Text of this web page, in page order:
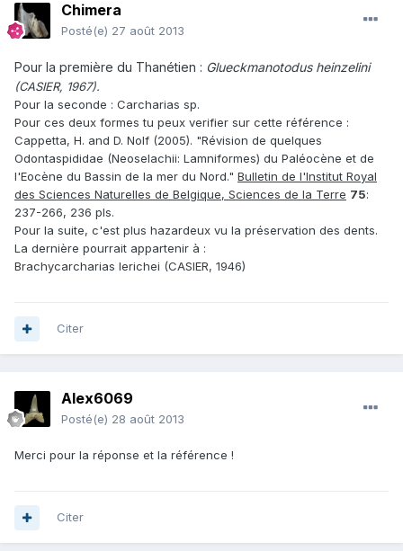
Chimera
Posté(e) 27 août 2013
Pour la première du Thanétien : Glueckmanotodus heinzelini
(CASIER, 1967).
Pour la seconde : Carcharias sp.
Pour ces deux formes tu peux verifier sur cette référence :
Cappetta, H. and D. Nolf (2005). "Révision de quelques
Odontaspididae (Neoselachii: Lamniformes) du Paléocène et de
l'Eocène du Bassin de la mer du Nord." Bulletin de l'Institut Royal
des Sciences Naturelles de Belgique, Sciences de la Terre 75:
237-266, 236 pls.
Pour la suite, c'est plus hazardeux vu la préservation des dents.
La dernière pourrait appartenir à :
Brachycarcharias lerichei (CASIER, 1946)
Citer
Alex6069
Posté(e) 28 août 2013
Merci pour la réponse et la référence !
Citer